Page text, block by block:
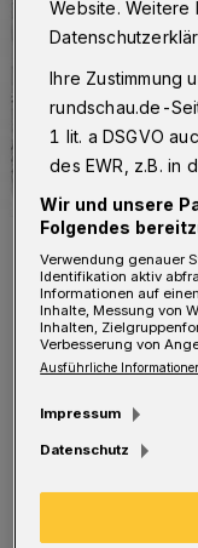
Die empfohlene
Foto: WSW
D ie
aber von der
Baustelle als
Website. Weitere
Ihre Zustimmung
rundschau.de-
1 lit. a DSGVO
des EWR, z.B. in
Wir und unsere
Folgendes
Verwendung genauer
Identifikation aktiv
Informationen auf
Inhalte, Messung von
Inhalten,
Verbesserung von
Ausführliche
Impressum
Datenschutz